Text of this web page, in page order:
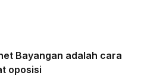
Bayangan adalah cara
oposisi